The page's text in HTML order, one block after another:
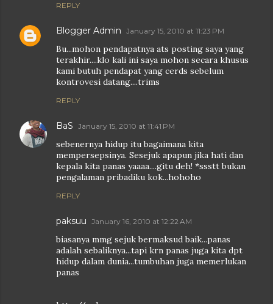
REPLY
Blogger Admin January 15, 2010 at 11:23 PM
Bu...mohon pendapatnya ats posting saya yang
terakhir....klo kali ini saya mohon secara khusus
kami butuh pendapat yang cerds sebelum
kontrovesi datang....trims
REPLY
BaS January 15, 2010 at 11:41 PM
sebenernya hidup itu bagaimana kita
mempersepsinya. Sesejuk apapun jika hati dan
kepala kita panas yaaaa....gitu deh! *ssstt bukan
pengalaman pribadiku kok...hohoho
REPLY
paksuu January 16, 2010 at 12:22 AM
biasanya mmg sejuk bermaksud baik...panas
adalah sebaliknya...tapi krn panas juga kita dpt
hidup dalam dunia...tumbuhan juga memerlukan
panas